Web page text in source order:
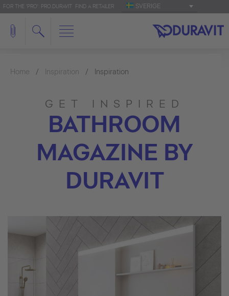
FOR THE 'PRO': PRO.DURAVIT FIND A RETAILER SVERIGE
Home Inspiration Inspiration
GET INSPIRED
BATHROOM
MAGAZINE BY
DURAVIT